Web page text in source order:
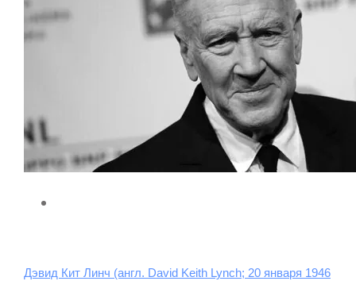
Дэвид Кит Линч (англ. David Keith Lynch; 20 января 1946